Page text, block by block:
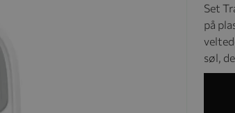
Set
på
søl,